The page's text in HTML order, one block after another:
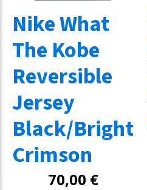
Nike What
The Kobe
Reversible
Jersey
Black/Bright
Crimson
70,00 €